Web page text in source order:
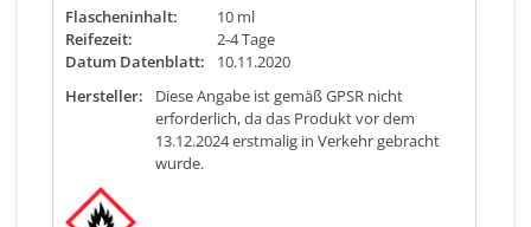
Flascheninhalt:
10 ml
Reifezeit:
2-4 Tage
Datum Datenblatt:
10.11.2020
Hersteller:
Diese Angabe ist gemäß GPSR nicht
erforderlich, da das Produkt vor dem
13.12.2024 erstmalig in Verkehr gebracht
wurde.